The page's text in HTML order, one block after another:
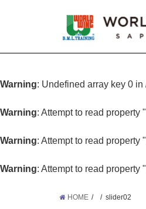
Warning: Undefined array key 0 in
Warning: Attempt to read property
Warning: Attempt to read property
Warning: Attempt to read property
HOME slider02